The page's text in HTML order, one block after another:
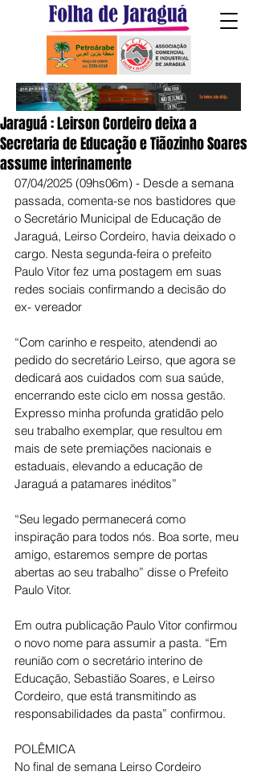
Jaraguá : Leirson Cordeiro deixa a
Secretaria de Educação e Tiãozinho Soares
assume interinamente
07/04/2025 (09hs06m) - Desde a semana
passada, comenta-se nos bastidores que
o Secretário Municipal de Educação de
Jaraguá, Leirso Cordeiro, havia deixado o
cargo. Nesta segunda-feira o prefeito
Paulo Vitor fez uma postagem em suas
redes sociais confirmando a decisão do
ex- vereador
“Com carinho e respeito, atendendi ao
pedido do secretário Leirso, que agora se
dedicará aos cuidados com sua saúde,
encerrando este ciclo em nossa gestão.
Expresso minha profunda gratidão pelo
seu trabalho exemplar, que resultou em
mais de sete premiações nacionais e
estaduais, elevando a educação de
Jaraguá a patamares inéditos”
“Seu legado permanecerá como
inspiração para todos nós. Boa sorte, meu
amigo, estaremos sempre de portas
abertas ao seu trabalho” disse o Prefeito
Paulo Vitor.
Em outra publicação Paulo Vitor confirmou
o novo nome para assumir a pasta. “Em
reunião com o secretário interino de
Educação, Sebastião Soares, e Leirso
Cordeiro, que está transmitindo as
responsabilidades da pasta” confirmou.
POLÊMICA
No final de semana Leirso Cordeiro